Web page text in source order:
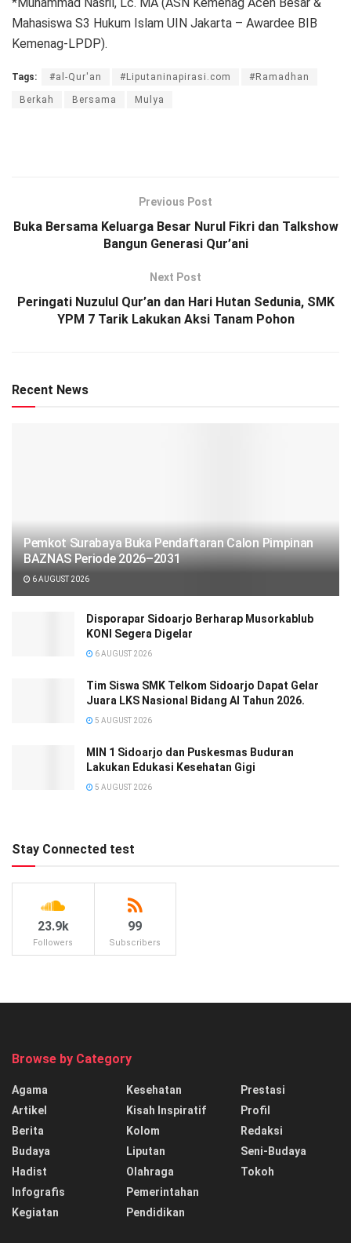
Mahasiswa S3 Hukum Islam UIN Jakarta – Awardee BIB
Kemenag-LPDP).
Tags: #al-Qur'an #Liputaninapirasi.com #Ramadhan
Berkah Bersama Mulya
Previous Post
Buka Bersama Keluarga Besar Nurul Fikri dan Talkshow
Bangun Generasi Qur’ani
Next Post
Peringati Nuzulul Qur’an dan Hari Hutan Sedunia, SMK
YPM 7 Tarik Lakukan Aksi Tanam Pohon
Recent News
Pemkot Surabaya Buka Pendaftaran Calon Pimpinan
BAZNAS Periode 2026–2031
6 AUGUST 2026
Disporapar Sidoarjo Berharap Musorkablub
KONI Segera Digelar
6 AUGUST 2026
Tim Siswa SMK Telkom Sidoarjo Dapat Gelar
Juara LKS Nasional Bidang AI Tahun 2026.
5 AUGUST 2026
MIN 1 Sidoarjo dan Puskesmas Buduran
Lakukan Edukasi Kesehatan Gigi
5 AUGUST 2026
Stay Connected test
23.9k
Followers
99
Subscribers
Browse by Category
Agama
Artikel
Berita
Budaya
Hadist
Infografis
Kegiatan
Kesehatan
Kisah Inspiratif
Kolom
Liputan
Olahraga
Pemerintahan
Pendidikan
Prestasi
Profil
Redaksi
Seni-Budaya
Tokoh